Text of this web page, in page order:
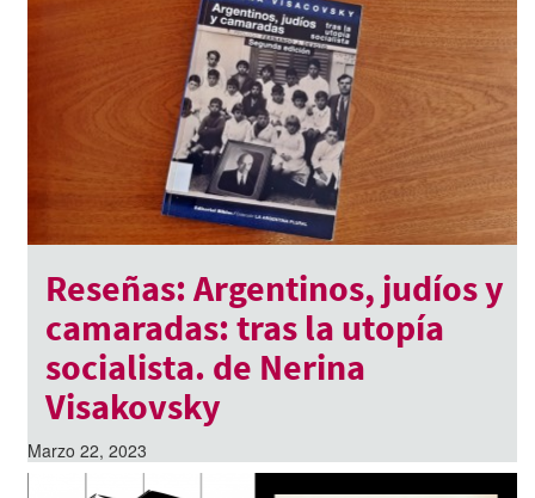
Reseñas: Argentinos, judíos y
camaradas: tras la utopía
socialista. de Nerina
Visakovsky
Marzo 22, 2023